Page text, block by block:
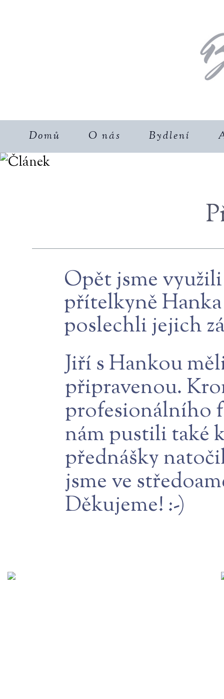
Domů O nás Bydlení
Opět jsme
přítelkyně
poslechli jejich
Jiří s Hankou
připravenou.
profesionálního
nám pustili také
přednášky
jsme ve
Děkujeme! :-)